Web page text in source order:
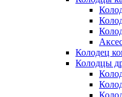
Колодец
Колодцы